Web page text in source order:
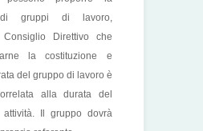
di gruppi di lavoro,
Direttivo che
la costituzione e
del gruppo di lavoro è
alla durata del
attività. Il gruppo dovrà